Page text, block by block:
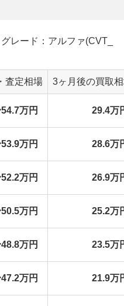
レード：アルファ(CVT_
査定相場 3ヶ月後の買取
万円 29.4万
万円 28.6万
万円 26.9万
万円 25.2万
万円 23.5万
万円 21.9万